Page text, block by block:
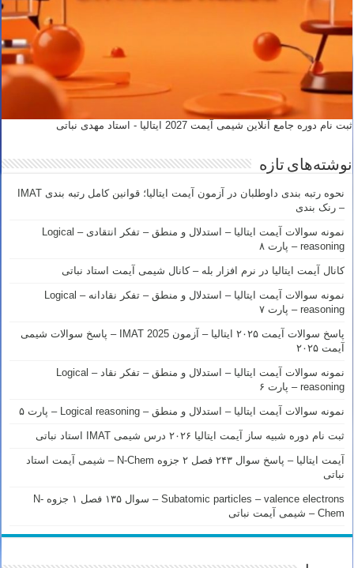
ثبت نام دوره جامع آنلاین شیمی آیمت 2027 ایتالیا - استاد مهدی نباتی
نوشته‌های تازه
نحوه رتبه بندی داوطلبان در آزمون آیمت ایتالیا؛ قوانین کامل رتبه بندی IMAT
– رنک بندی
نمونه سوالات آیمت ایتالیا – استدلال و منطق – تفکر انتقادی – Logical
reasoning – پارت ۸
کانال آیمت ایتالیا در نرم افزار بله – کانال شیمی آیمت استاد نباتی
نمونه سوالات آیمت ایتالیا – استدلال و منطق – تفکر نقادانه – Logical
reasoning – پارت ۷
پاسخ سوالات آیمت ۲۰۲۵ ایتالیا – آزمون IMAT 2025 – پاسخ سوالات شیمی
آیمت ۲۰۲۵
نمونه سوالات آیمت ایتالیا – استدلال و منطق – تفکر نقاد – Logical
reasoning – پارت ۶
نمونه سوالات آیمت ایتالیا – استدلال و منطق – Logical reasoning – پارت ۵
ثبت نام دوره شبیه ساز آیمت ایتالیا ۲۰۲۶ درس شیمی IMAT استاد نباتی
آیمت ایتالیا – پاسخ سوال ۲۴۳ فصل ۲ جزوه N-Chem – شیمی آیمت استاد
نباتی
Subatomic particles – valence electrons – سوال ۱۳۵ فصل ۱ جزوه N-
Chem – شیمی آیمت نباتی